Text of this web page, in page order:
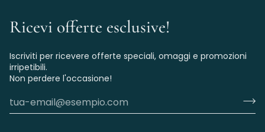
Ricevi offerte esclusive!
Iscriviti per ricevere offerte speciali, omaggi e promozioni
irripetibili.
Non perdere l'occasione!